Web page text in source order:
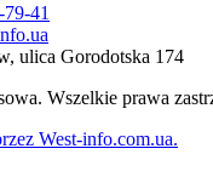
41
ulica Gorodotska 174
Wszelkie prawa
West-info.com.ua.